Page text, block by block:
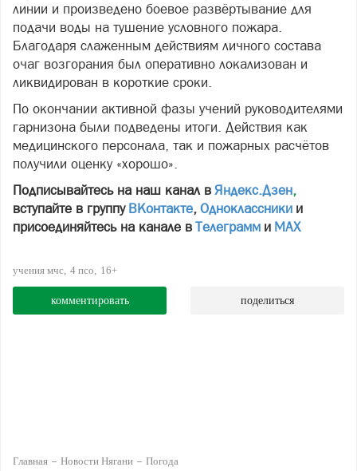
линии и произведено боевое развёртывание для
подачи воды на тушение условного пожара.
Благодаря слаженным действиям личного состава
очаг возгорания был оперативно локализован и
ликвидирован в короткие сроки.
По окончании активной фазы учений руководителями
гарнизона были подведены итоги. Действия как
медицинского персонала, так и пожарных расчётов
получили оценку «хорошо».
Подписывайтесь на наш канал в Яндекс.Дзен,
вступайте в группу ВКонтакте, Одноклассники и
присоединяйтесь на канале в Телеграмм и МАХ
учения мчс 4 псо 16+
комментировать поделиться
Главная Новости Нягани Погода